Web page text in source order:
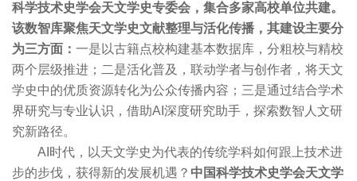
科学技术史学会天文学史专委会，集合多家高校单位共建。
该数智库聚焦天文学史文献整理与活化传播，其建设主要分
为三方面： 一是以古籍点校构建基本数据库，分粗校与精校
两个层级推进；二是活化普及，联动学者与创作者，将天文
学史中的优质资源转化为公众传播内容；三是通过结合学术
界研究与专业认识，借助AI深度研究助手，探索数智人文研
究新路径。
AI时代，以天文学史为代表的传统学科如何跟上技术进
步的步伐，获得新的发展机遇？ 中国科学技术史学会天文学